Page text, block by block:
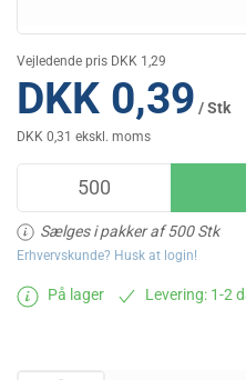
Vejledende pris DKK 1,29
DKK 0,39 / Stk
DKK 0,31 ekskl. moms
Sælges i pakker af 500 Stk
Erhvervskunde? Husk at login!
På lager Levering: 1-2